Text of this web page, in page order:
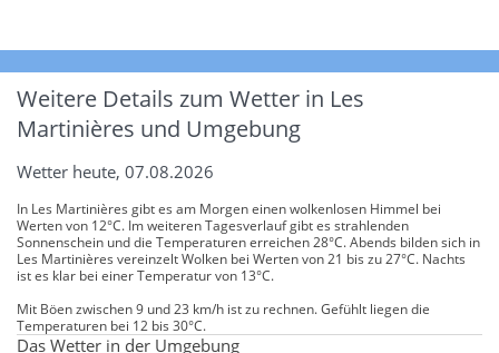
Weitere Details zum Wetter in Les
Martinières und Umgebung
Wetter heute, 07.08.2026
In Les Martinières gibt es am Morgen einen wolkenlosen Himmel bei
Werten von 12°C. Im weiteren Tagesverlauf gibt es strahlenden
Sonnenschein und die Temperaturen erreichen 28°C. Abends bilden sich in
Les Martinières vereinzelt Wolken bei Werten von 21 bis zu 27°C. Nachts
ist es klar bei einer Temperatur von 13°C.
Mit Böen zwischen 9 und 23 km/h ist zu rechnen. Gefühlt liegen die
Temperaturen bei 12 bis 30°C.
Das Wetter in der Umgebung